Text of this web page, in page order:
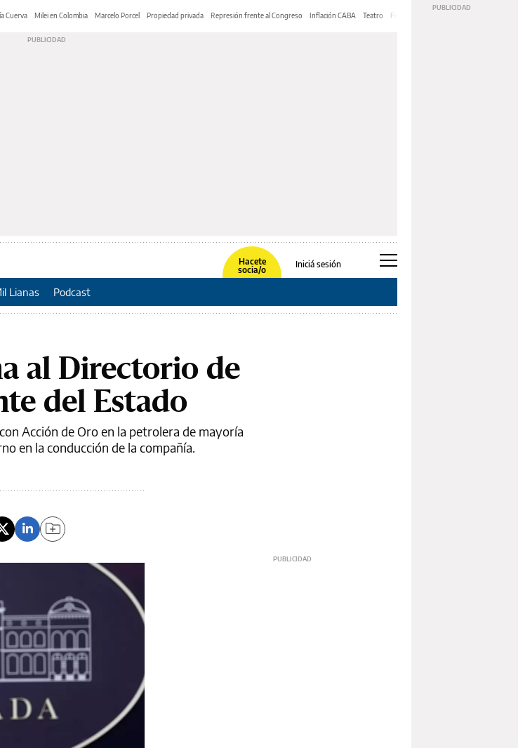
Cuerva Milei en Colombia Marcelo Porcel Propiedad privada Represión frente al Congreso Inflación CABA Teatro Feria de Editores
Hacete
socia/o
Iniciá sesión
Lianas Podcast
al Directorio de
del Estado
Acción de Oro en la petrolera de mayoría
en la conducción de la compañía.